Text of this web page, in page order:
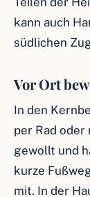
kann auch
südlichen
Vor Ort
In den
per Rad
gewollt und
kurze
mit. In der